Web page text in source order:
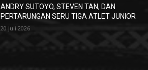
ANDRY SUTOYO, STEVEN TAN, DAN
PERTARUNGAN SERU TIGA ATLET JUNIOR
20 Juli 2026